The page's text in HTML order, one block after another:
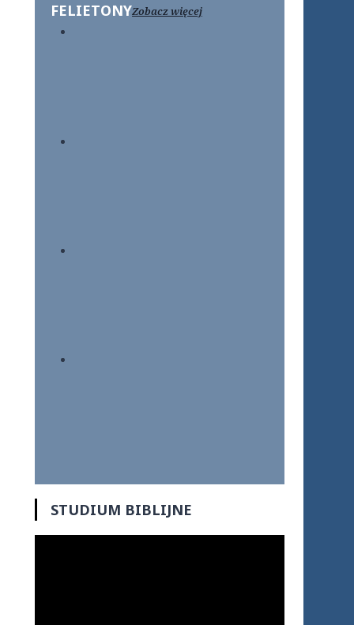
FELIETONYZobacz więcej
STUDIUM BIBLIJNE